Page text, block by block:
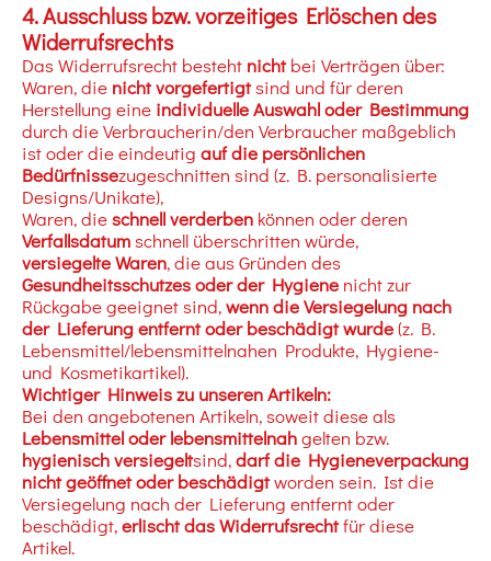
4. Ausschluss bzw. vorzeitiges Erlöschen des
Widerrufsrechts
Das Widerrufsrecht besteht nichtbei Verträgen über:
Waren, die nicht vorgefertigtsind und für deren
Herstellung eine individuelle Auswahl oder Bestimmung
durch die Verbraucherin/den Verbraucher maßgeblich
ist oder die eindeutig auf die persönlichen
Bedürfnissezugeschnitten sind (z. B. personalisierte
Designs/Unikate),
Waren, dieschnell verderben können oder deren
Verfallsdatumschnell überschritten würde,
versiegelte Waren, die aus Gründen des
Gesundheitsschutzes oder der Hygiene nicht zur
Rückgabe geeignet sind,wenn die Versiegelung nach
der Lieferung entfernt oder beschädigt wurde(z. B.
Lebensmittel/lebensmittelnahen Produkte, Hygiene-
und Kosmetikartikel).
Wichtiger Hinweis zu unseren Artikeln:
Bei den angebotenen Artikeln, soweit diese als
Lebensmittel oder lebensmittelnahgelten bzw.
hygienisch versiegeltsind,darf die Hygieneverpackung
nicht geöffnet oder beschädigtworden sein. Ist die
Versiegelung nach der Lieferung entfernt oder
beschädigt,erlischt das Widerrufsrechtfür diese
Artikel.